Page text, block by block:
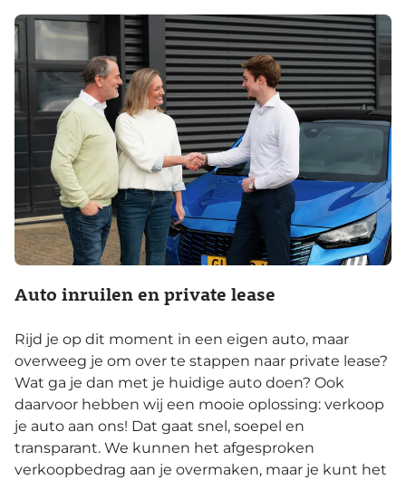
Auto inruilen en private lease
Rijd je op dit moment in een eigen auto, maar
overweeg je om over te stappen naar private lease?
Wat ga je dan met je huidige auto doen? Ook
daarvoor hebben wij een mooie oplossing: verkoop
je auto aan ons! Dat gaat snel, soepel en
transparant. We kunnen het afgesproken
verkoopbedrag aan je overmaken, maar je kunt het